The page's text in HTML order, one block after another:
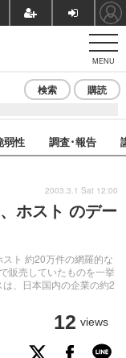
MENU
検索 購読
弱性 調査･報告
ホスト のデー
ト 約20万件の網羅的な
販売していたものを一挙
、日本国内の企業の約2
12 views
2003.3.1 Sat 12:00